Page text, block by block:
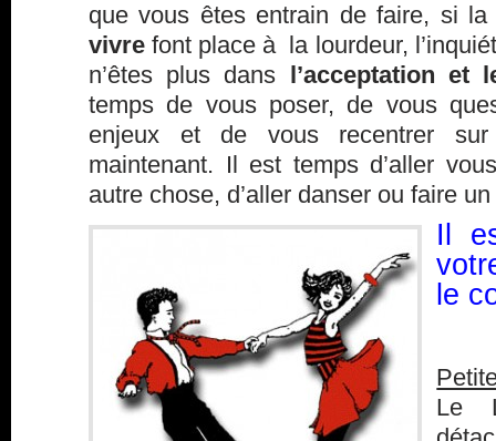
que vous êtes entrain de faire, si
vivre font place à la lourdeur,
n’êtes plus dans l’acceptation et
temps de vous poser, de vous
enjeux et de vous recentrer
maintenant. Il est temps d’aller
autre chose, d’aller danser ou faire
Il
le
Le